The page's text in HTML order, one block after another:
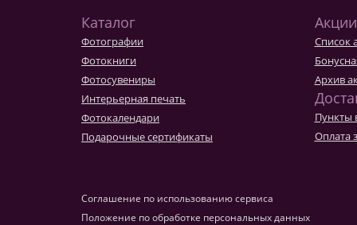
Каталог
Фотографии
Фотокниги
Фотосувениры
Интерьерная печать
Фотокалендари
Подарочные сертификаты
Список
Архив
Пункты
Оплата
Соглашение по использованию сервиса
Положение по обработке персональных данных